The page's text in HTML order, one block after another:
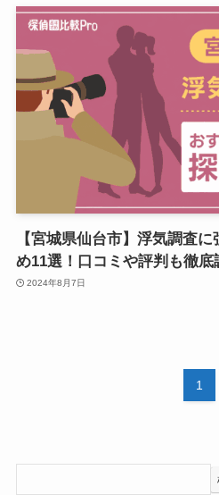
【宮城県仙台市】浮気調査
め11選！口コミや評判も徹底
2024年8月7日
1